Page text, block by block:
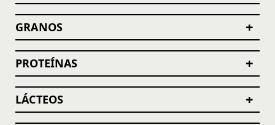
GRANOS +
PROTEÍNAS +
LÁCTEOS +